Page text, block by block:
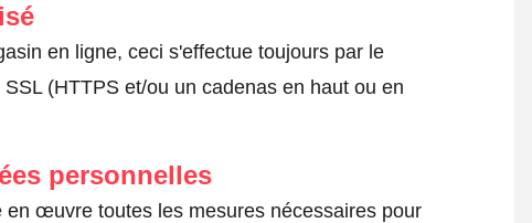
en ligne, ceci s'effectue toujours par le
(HTTPS et/ou un cadenas en haut ou en
personnelles
œuvre toutes les mesures nécessaires pour